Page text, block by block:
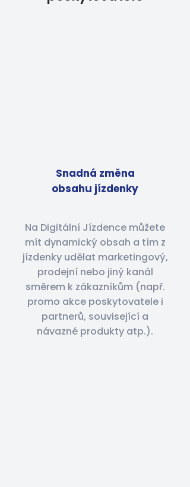
Snadná změna
obsahu jízdenky
Na Digitální Jízdence můžete
mít dynamický obsah a tím z
jízdenky udělat marketingový,
prodejní nebo jiný kanál
směrem k zákazníkům (např.
promo akce poskytovatele i
partnerů, související a
návazné produkty atp.).